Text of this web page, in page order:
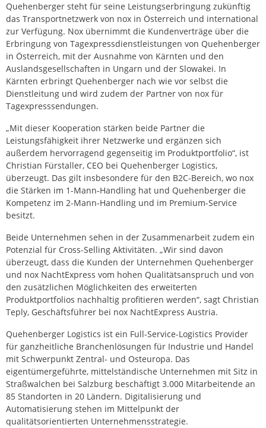
Quehenberger steht für seine Leistungserbringung zukünftig
das Transportnetzwerk von nox in Österreich und international
zur Verfügung. Nox übernimmt die Kundenverträge über die
Erbringung von Tagexpressdienstleistungen von Quehenberger
in Österreich, mit der Ausnahme von Kärnten und den
Auslandsgesellschaften in Ungarn und der Slowakei. In
Kärnten erbringt Quehenberger nach wie vor selbst die
Dienstleitung und wird zudem der Partner von nox für
Tagexpresssendungen.
„Mit dieser Kooperation stärken beide Partner die
Leistungsfähigkeit ihrer Netzwerke und ergänzen sich
außerdem hervorragend gegenseitig im Produktportfolio“, ist
Christian Fürstaller, CEO bei Quehenberger Logistics,
überzeugt. Das gilt insbesondere für den B2C-Bereich, wo nox
die Stärken im 1-Mann-Handling hat und Quehenberger die
Kompetenz im 2-Mann-Handling und im Premium-Service
besitzt.
Beide Unternehmen sehen in der Zusammenarbeit zudem ein
Potenzial für Cross-Selling Aktivitäten. „Wir sind davon
überzeugt, dass die Kunden der Unternehmen Quehenberger
und nox NachtExpress vom hohen Qualitätsanspruch und von
den zusätzlichen Möglichkeiten des erweiterten
Produktportfolios nachhaltig profitieren werden“, sagt Christian
Teply, Geschäftsführer bei nox NachtExpress Austria.
Quehenberger Logistics ist ein Full-Service-Logistics Provider
für ganzheitliche Branchenlösungen für Industrie und Handel
mit Schwerpunkt Zentral- und Osteuropa. Das
eigentümergeführte, mittelständische Unternehmen mit Sitz in
Straßwalchen bei Salzburg beschäftigt 3.000 Mitarbeitende an
85 Standorten in 20 Ländern. Digitalisierung und
Automatisierung stehen im Mittelpunkt der
qualitätsorientierten Unternehmensstrategie.